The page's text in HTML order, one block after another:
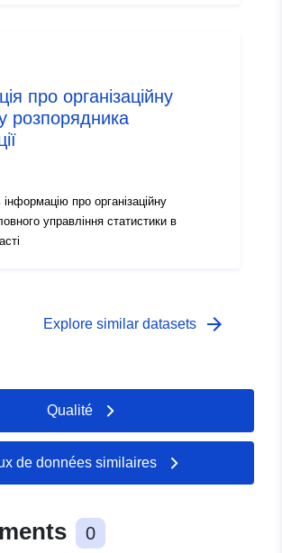
про організаційну
розпорядника
інформацію про організаційну
управління статистики в
Explore similar datasets arrow_forward
Qualité
de données similaires
0